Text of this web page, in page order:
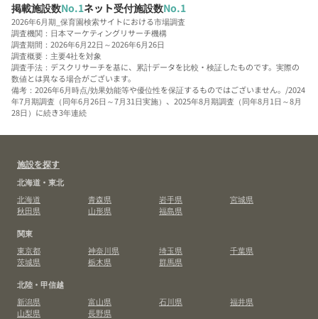
掲載施設数No.1ネット受付施設数No.1
2026年6月期_保育園検索サイトにおける市場調査
調査機関：日本マーケティングリサーチ機構
調査期間：2026年6月22日～2026年6月26日
調査概要：主要4社を対象
調査手法：デスクリサーチを基に、累計データを比較・検証したものです。実際の
数値とは異なる場合がございます。
備考：2026年6月時点/効果効能等や優位性を保証するものではございません。/2024
年7月期調査（同年6月26日～7月31日実施）、2025年8月期調査（同年8月1日～8月
28日）に続き3年連続
施設を探す
北海道・東北
北海道
青森県 岩手県
宮城県
秋田県
山形県
福島県
関東
東京都
神奈川県 埼玉県
千葉県
茨城県
栃木県
群馬県
北陸・甲信越
新潟県
富山県 石川県
福井県
山梨県
長野県